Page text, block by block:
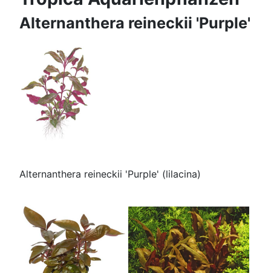
Alternanthera reineckii 'Purple'
Alternanthera reineckii 'Purple' (lilacina)